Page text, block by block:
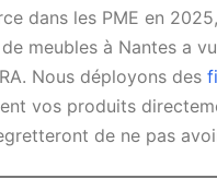
dans les PME en
meubles à Nantes a
Nous déployons des
vos produits
de ne pas